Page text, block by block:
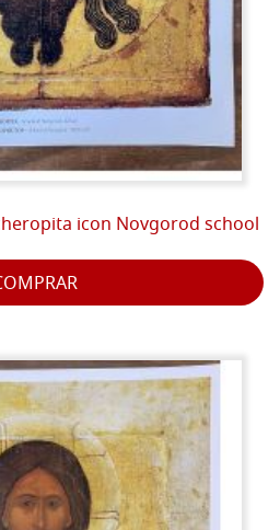
icon Novgorod school